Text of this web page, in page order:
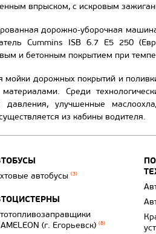
впрыском, с искровым
дорожно-уборочная
Cummins ISB 6.7 E5 250
и бетонным покрытием при
дорожных покрытий и
Среди
улучшенные
из кабины водителя.
автобусы (3)
(г. Егорьевск) (8)